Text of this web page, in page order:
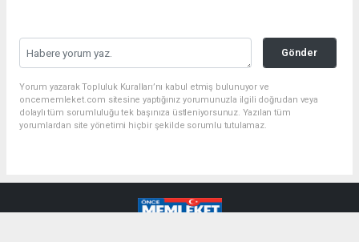
Gönder
Yorum yazarak Topluluk Kuralları’nı kabul etmiş bulunuyor ve
oncememleket.com sitesine yaptığınız yorumunuzla ilgili doğrudan veya
dolaylı tüm sorumluluğu tek başınıza üstleniyorsunuz. Yazılan tüm
yorumlardan site yönetimi hiçbir şekilde sorumlu tutulamaz.